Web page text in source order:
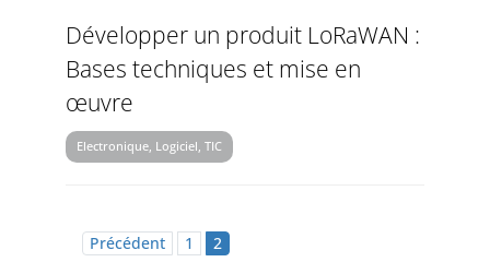
Développer un produit LoRaWAN :
Bases techniques et mise en
œuvre
Electronique, Logiciel, TIC
Précédent 1 2